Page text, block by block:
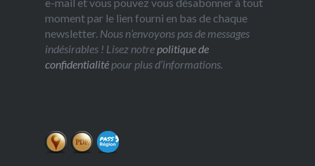
e-mail et vous pouvez vous désabonner à tout
moment par le lien fourni en bas de chaque
newsletter. Nous n’envoyons pas de messages
indésirables ! Lisez notrepolitique de
confidentialitépour plus d’informations.